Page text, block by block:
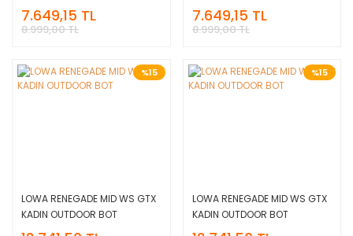
Champagne/Panna
7.649,15 TL
8.999,00 TL
Graphite/Light blue
7.649,15 TL
8.999,00 TL
%15
LOWA RENEGADE MID WS GTX
KADIN OUTDOOR BOT
%15
LOWA RENEGADE MID WS GTX
KADIN OUTDOOR BOT